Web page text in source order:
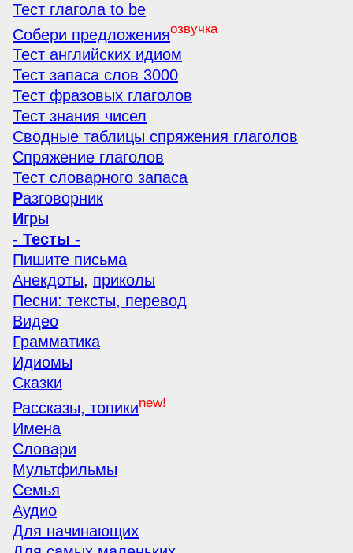
Тест глагола to be
Собери предложенияозвучка
Тест английских идиом
Тест запаса слов 3000
Тест фразовых глаголов
Тест знания чисел
Сводные таблицы спряжения глаголов
Спряжение глаголов
Тест словарного запаса
Разговорник
Игры
- Тесты -
Пишите письма
Анекдоты, приколы
Песни: тексты, перевод
Видео
Грамматика
Идиомы
Сказки
Рассказы, топикиnew!
Имена
Словари
Мультфильмы
Семья
Аудио
Для начинающих